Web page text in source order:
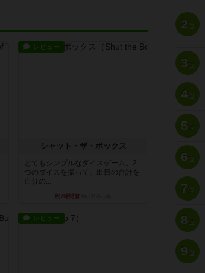
レビュー
シャット・ザ・ボックス
とてもシンプルなダイスゲーム。2
つのダイスを振って、出目の合計を
自分の...
約7時間前
レビュー
2位
3位
4位
5位
6位
7位
8位
9位